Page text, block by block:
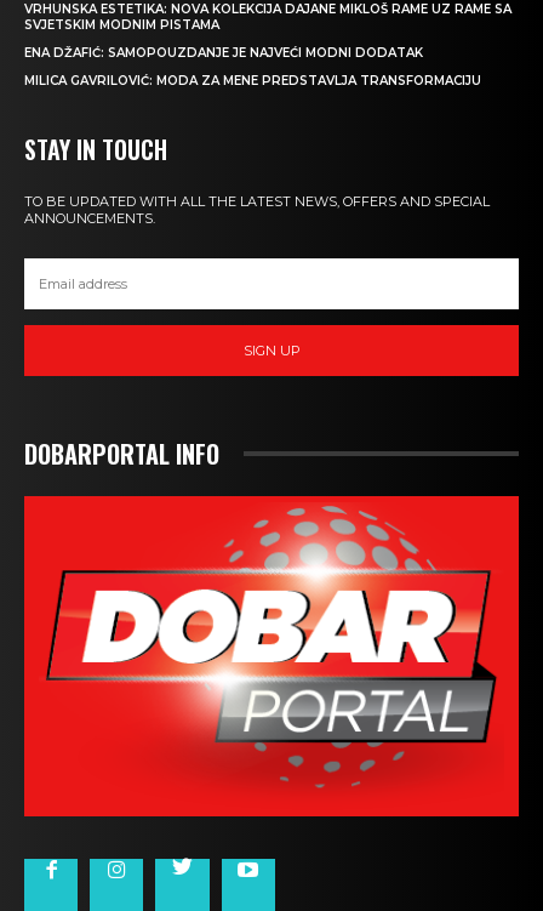
VRHUNSKA ESTETIKA: NOVA KOLEKCIJA DAJANE MIKLOŠ RAME UZ RAME SA
SVJETSKIM MODNIM PISTAMA
ENA DŽAFIĆ: SAMOPOUZDANJE JE NAJVEĆI MODNI DODATAK
MILICA GAVRILOVIĆ: MODA ZA MENE PREDSTAVLJA TRANSFORMACIJU
STAY IN TOUCH
TO BE UPDATED WITH ALL THE LATEST NEWS, OFFERS AND SPECIAL
ANNOUNCEMENTS.
SIGN UP
DOBARPORTAL INFO